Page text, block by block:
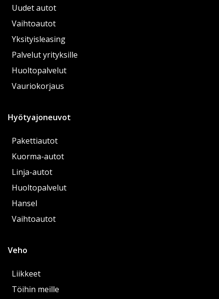
Uudet autot
Vaihtoautot
Yksityisleasing
Palvelut yrityksille
Huoltopalvelut
Vauriokorjaus
Hyötyajoneuvot
Pakettiautot
Kuorma-autot
Linja-autot
Huoltopalvelut
Hansel
Vaihtoautot
Veho
Liikkeet
Töihin meille